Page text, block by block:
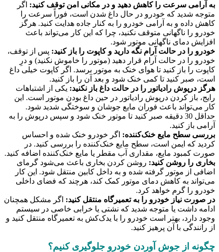
به آرامی سرعت را کاهش دهید و در مکانی امن توقف کنید: اگر
متوجه شدید که خودرو در حال داغ شدن است، فوراً سرعت را
کاهش داده و به آرامی خودرو را به کنار جاده هدایت کنید. هرگز
خودرو را ناگهانی متوقف نکنید، چرا که این کار می‌تواند باعث
افزایش دمای ناگهانی موتور شود.
خودرو را در حالت آرام نگه دارید و کاپوت را باز کنید: پس از توقف،
خودرو را در حالت آرام قرار دهید (موتور را خاموش نکنید) و درِ
کاپوت را باز کنید تا هوای خنک به موتور برسد. اگر کاپوت خیلی داغ
است، صبر کنید تا کمی خنک شود و بعد آن را باز کنید.
هرگز درپوش رادیاتور را در حالت داغ باز نکنید: یکی از اشتباهات
رایج، باز کردن درپوش رادیاتور در حین داغ بودن موتور است. این
کار می‌تواند باعث فوران مایع جوشان و سوختگی شدید شود.
حداقل 30 دقیقه صبر کنید تا موتور خنک شود و سپس درپوش را به
آرامی باز کنید.
بررسی سطح مایع خنک‌کننده: اگر خودرو خنک شده و احساس
کردید که ایمن است، سطح مایع خنک‌کننده را بررسی کنید. در
صورت کمبود مایع، مقداری آب مقطر یا مایع خنک‌کننده اضافه کنید.
بخاری را روشن کنید: روشن کردن بخاری باعث می‌شود گرمای
اضافی از موتور گرفته شده و به داخل کابین منتقل شود. این کار
می‌تواند به کاهش دمای موتور کمک کند، هرچند که فضای داخلی
خودرو را گرم خواهد کرد.
در صورت نیاز خودرو را به تعمیرگاه منتقل کنید: اگر مشکل همچنان
ادامه داشت یا متوجه شدید که نشتی یا خرابی خاصی در سیستم
وجود دارد، بهتر است خودرو را با یدک‌کش به تعمیرگاه منتقل کنید و
از رانندگی با آن پرهیز کنید.
چگونه از جوش آوردن خودرو جلوگیری کنیم؟